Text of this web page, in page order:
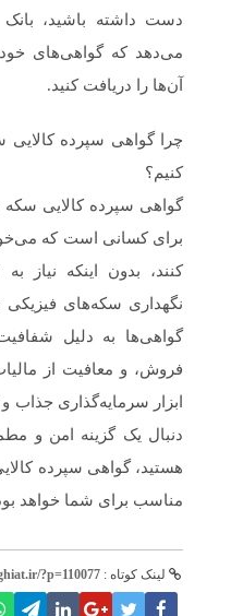
دست داشته باشید،
می‌دهد که گواهی‌های
آن‌ها را دریافت کنید.
چرا گواهی سپرده کالایی
کنیم؟
گواهی سپرده کالایی
برای کسانی است که
کنند، بدون اینکه نیاز
نگهداری سکه‌های فیزیکی
گواهی‌ها به دلیل
فروش، و معافیت از
ابزار سرمایه‌گذاری جذاب
دنبال یک گزینه امن و
هستید، گواهی سپرده
مناسب برای شما خواهد
لینک کوتاه : ?p=110077